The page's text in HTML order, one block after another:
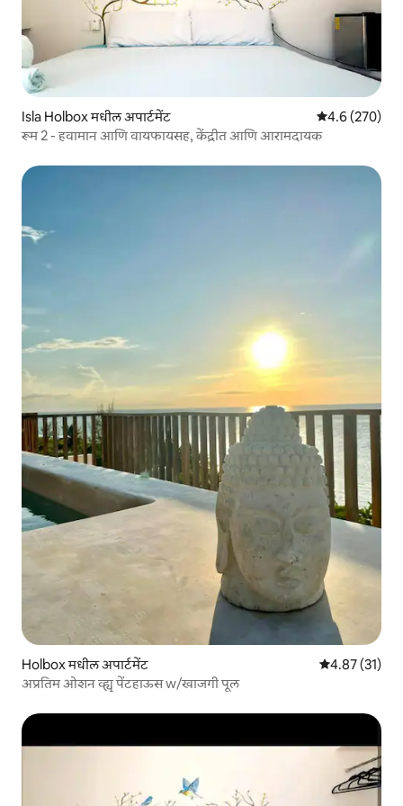
Isla Holbox मधील अपार्टमेंट 5 पैकी 4.6
4.6 (270)
रूम 2 - हवामान आणि वायफायसह, केंद्रीत आणि आरामदायक
Holbox मधील अपार्टमेंट 5 पैकी 4.87
4.87 (31)
अप्रतिम ओशन व्ह्यू पेंटहाऊस w/खाजगी पूल